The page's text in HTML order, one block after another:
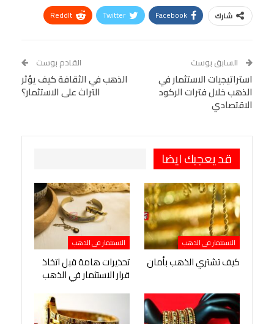
شارك Facebook
Twitter
ReddIt
Tumblr
البريد الإلكتروني
StumbleUpon
VK
Digg
LINE
Viber
السابق بوست
استراتيجيات الاستثمار في
الذهب خلال فترات الركود
الاقتصادي
القادم بوست
الذهب في الثقافة كيف يؤثر
التراث على الاستثمار؟
قد يعجبك ايضا
الاستثمار فى الذهب
كيف تشتري الذهب بأمان
الاستثمار فى الذهب
تحذيرات هامة قبل اتخاذ
قرار الاستثمار في الذهب